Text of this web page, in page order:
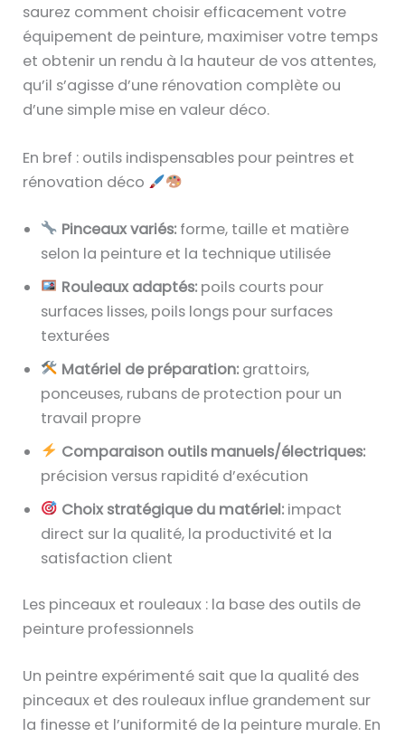
saurez comment choisir efficacement votre
équipement de peinture, maximiser votre temps
et obtenir un rendu à la hauteur de vos attentes,
qu’il s’agisse d’une rénovation complète ou
d’une simple mise en valeur déco.
En bref : outils indispensables pour peintres et
rénovation déco
Pinceaux variés:forme, taille et matière
selon la peinture et la technique utilisée
Rouleaux adaptés:poils courts pour
surfaces lisses, poils longs pour surfaces
texturées
Matériel de préparation:grattoirs,
ponceuses, rubans de protection pour un
travail propre
Comparaison outils manuels/électriques:
précision versus rapidité d’exécution
Choix stratégique du matériel:impact
direct sur la qualité, la productivité et la
satisfaction client
Les pinceaux et rouleaux : la base des outils de
peinture professionnels
Un peintre expérimenté sait que la qualité des
pinceaux et des rouleaux influe grandement sur
la finesse et l’uniformité de la peinture murale. En